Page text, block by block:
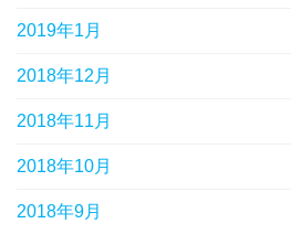
2019年1月
2018年12月
2018年11月
2018年10月
2018年9月